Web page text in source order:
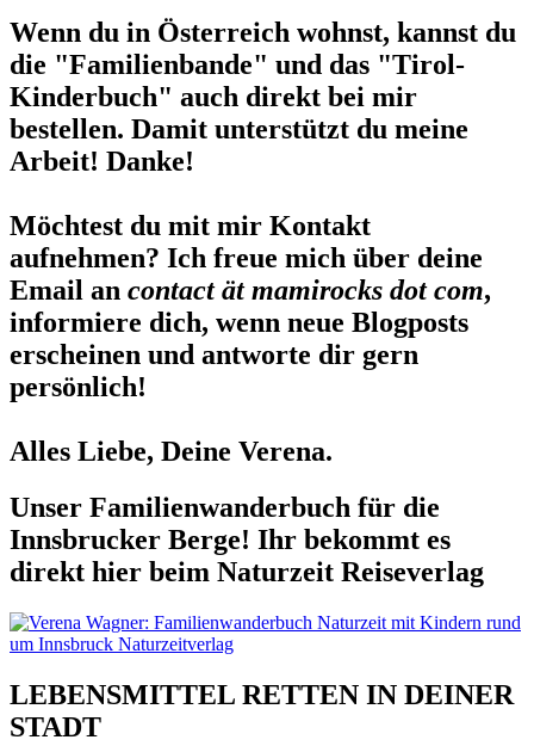
Wenn du in Österreich wohnst, kannst du
die "Familienbande" und das "Tirol-
Kinderbuch" auch direkt bei mir
bestellen. Damit unterstützt du meine
Arbeit! Danke!
Möchtest du mit mir Kontakt
aufnehmen? Ich freue mich über deine
Email an contact ät mamirocks dot com,
informiere dich, wenn neue Blogposts
erscheinen und antworte dir gern
persönlich!
Alles Liebe, Deine Verena.
Unser Familienwanderbuch für die
Innsbrucker Berge! Ihr bekommt es
direkt hier beim Naturzeit Reiseverlag
LEBENSMITTEL RETTEN IN DEINER
STADT